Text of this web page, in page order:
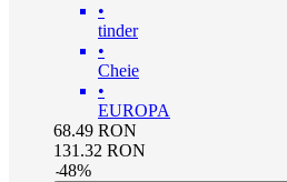
•
tinder
•
Cheie
•
EUROPA
68.49 RON
131.32 RON
-48%